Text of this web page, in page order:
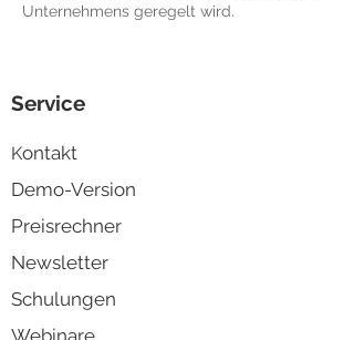
Unternehmens geregelt wird.
Service
Kontakt
Demo-Version
Preisrechner
Newsletter
Schulungen
Webinare